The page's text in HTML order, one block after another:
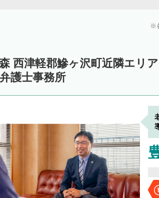
西津軽郡鰺ヶ沢町近隣エリ
護士事務所